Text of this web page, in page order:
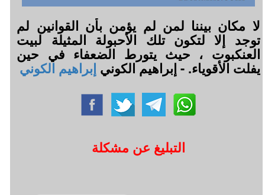
لا مكان بيننا لمن لم يؤمن بأن القوانين لم
توجد إلا لتكون تلك الأحبولة المثيلة لبيت
العنكبوت ، حيث يتورط الضعفاء في حين
يفلت الأقوياء. - إبراهيم الكوني إبراهيم الكوني
التبليغ عن مشكلة